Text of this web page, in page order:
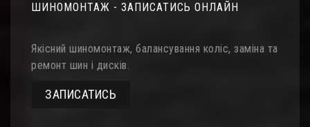
ШИНОМОНТАЖ - ЗАПИСАТИСЬ ОНЛАЙН
Якісний шиномонтаж, балансування коліс, заміна та
ремонт шин і дисків.
ЗАПИСАТИСЬ